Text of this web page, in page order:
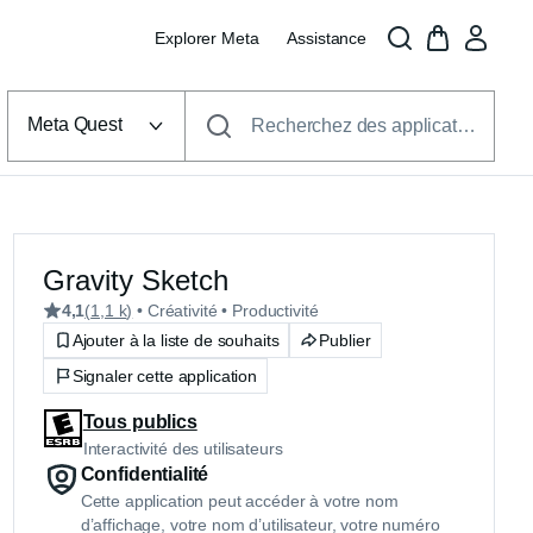
Explorer Meta Assistance
RV
Meta Quest Recherchez des applications, des jeux et plus encore
Gravity Sketch
4,1(1,1 k) • Créativité • Productivité
Ajouter à la liste de souhaits
Publier
Signaler cette application
Tous publics
Interactivité des utilisateurs
Confidentialité
Cette application peut accéder à votre nom
d’affichage, votre nom d’utilisateur, votre numéro